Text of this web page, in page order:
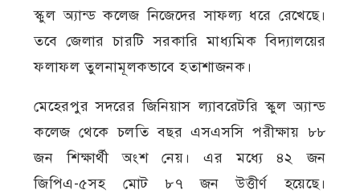
স্কুল অ্যান্ড কলেজ নিজেদের সাফল্য ধরে রেখেছে।
তবে জেলার চারটি সরকারি মাধ্যমিক বিদ্যালয়ের
ফলাফল তুলনামূলকভাবে হতাশাজনক।
মেহেরপুর সদরের জিনিয়াস ল্যাবরেটরি স্কুল অ্যান্ড
কলেজ থেকে চলতি বছর এসএসসি পরীক্ষায় ৮৮
জন শিক্ষার্থী অংশ নেয়। এর মধ্যে ৪২ জন
জিপিএ-৫সহ মোট ৮৭ জন উত্তীর্ণ হয়েছে।